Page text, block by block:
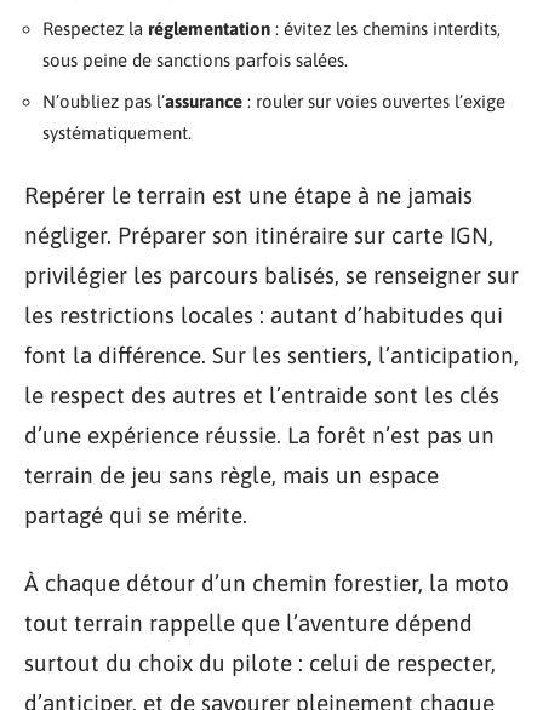
Respectez la réglementation : évitez les chemins interdits,
sous peine de sanctions parfois salées.
N’oubliez pas l’assurance : rouler sur voies ouvertes l’exige
systématiquement.
Repérer le terrain est une étape à ne jamais
négliger. Préparer son itinéraire sur carte IGN,
privilégier les parcours balisés, se renseigner sur
les restrictions locales : autant d’habitudes qui
font la différence. Sur les sentiers, l’anticipation,
le respect des autres et l’entraide sont les clés
d’une expérience réussie. La forêt n’est pas un
terrain de jeu sans règle, mais un espace
partagé qui se mérite.
À chaque détour d’un chemin forestier, la moto
tout terrain rappelle que l’aventure dépend
surtout du choix du pilote : celui de respecter,
d’anticiper, et de savourer pleinement chaque